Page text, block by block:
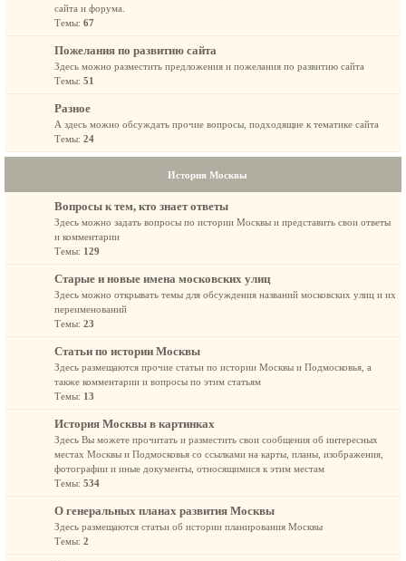
сайта и форума.
Темы: 67
Пожелания по развитию сайта
Здесь можно разместить предложения и пожелания по развитию сайта
Темы: 51
Разное
А здесь можно обсуждать прочие вопросы, подходящие к тематике сайта
Темы: 24
История Москвы
Вопросы к тем, кто знает ответы
Здесь можно задать вопросы по истории Москвы и представить свои ответы
и комментарии
Темы: 129
Старые и новые имена московских улиц
Здесь можно открывать темы для обсуждения названий московских улиц и их
переименований
Темы: 23
Статьи по истории Москвы
Здесь размещаются прочие статьи по истории Москвы и Подмосковья, а
также комментарии и вопросы по этим статьям
Темы: 13
История Москвы в картинках
Здесь Вы можете прочитать и разместить свои сообщения об интересных
местах Москвы и Подмосковья со ссылками на карты, планы, изображения,
фотографии и иные документы, относящимися к этим местам
Темы: 534
О генеральных планах развития Москвы
Здесь размещаются статьи об истории планирования Москвы
Темы: 2